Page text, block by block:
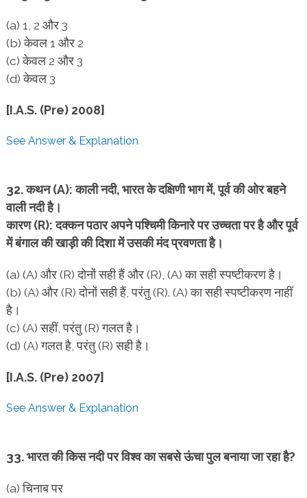
(a) 1, 2 और 3
(b) केवल 1 और 2
(c) केवल 2 और 3
(d) केवल 3
[I.A.S. (Pre) 2008]
See Answer & Explanation
32. कथन (A): काली नदी, भारत के दक्षिणी भाग में, पूर्व की ओर बहने
वाली नदी है।
कारण (R): दक्कन पठार अपने पश्चिमी किनारे पर उच्चता पर है और पूर्व
में बंगाल की खाड़ी की दिशा में उसकी मंद प्रवणता है।
(a) (A) और (R) दोनों सही हैं और (R), (A) का सही स्पष्टीकरण है।
(b) (A) और (R) दोनों सही हैं, परंतु (R). (A) का सही स्पष्टीकरण नाहीं
है।
(c) (A) सहीं, परंतु (R) गलत है।
(d) (A) गलत है, परंतु (R) सही है।
[I.A.S. (Pre) 2007]
See Answer & Explanation
33. भारत की किस नदी पर विश्व का सबसे ऊंचा पुल बनाया जा रहा है?
(a) चिनाब पर